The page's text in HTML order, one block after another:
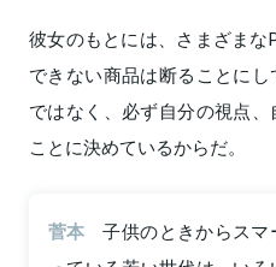
彼女のもとには、さまざま
できない商品は断ることに
ではなく、必ず自分の視点
ことに決めているからだ。
菅本
子供のときからス